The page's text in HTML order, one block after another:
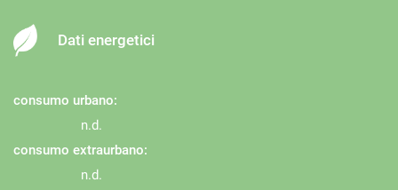
Dati energetici
consumo urbano:
n.d.
consumo extraurbano:
n.d.